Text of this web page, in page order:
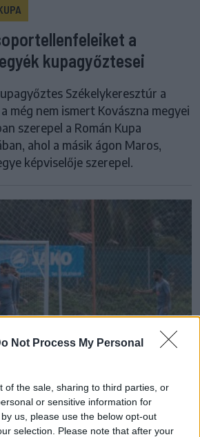
Not Process My Personal
of the sale, sharing to third parties, or
or sensitive information for
us, please use the below opt-out
selection. Please note that after your
a
kupagyőztesei
Székelykeresztúr a
még nem ismert Kovászna megyei
szerepel a Román Kupa
ahol a másik ágon Maros,
képviselője szerepel.